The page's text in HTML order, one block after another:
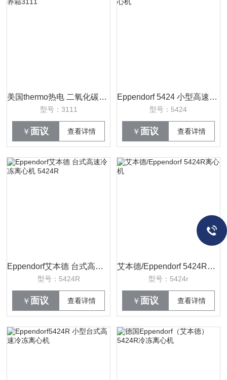
美国thermo热电 二氧化碳培养箱3111
型号：3111
￥ 面议 查看详情
Eppendorf 5424 小型高速离心机
型号：5424
￥ 面议 查看详情
Eppendorf艾本德 台式高速冷冻离心机 5424R
型号：5424R
￥ 面议 查看详情
艾本德/Eppendorf 5424R离心机
型号：5424r
￥ 面议 查看详情